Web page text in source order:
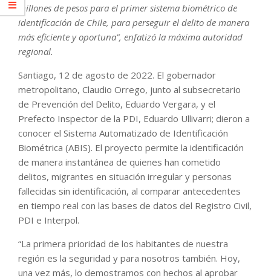
millones de pesos para el primer sistema biométrico de
identificación de Chile, para perseguir el delito de manera
más eficiente y oportuna”, enfatizó la máxima autoridad
regional.
Santiago, 12 de agosto de 2022. El gobernador
metropolitano, Claudio Orrego, junto al subsecretario
de Prevención del Delito, Eduardo Vergara, y el
Prefecto Inspector de la PDI, Eduardo Ullivarri; dieron a
conocer el Sistema Automatizado de Identificación
Biométrica (ABIS). El proyecto permite la identificación
de manera instantánea de quienes han cometido
delitos, migrantes en situación irregular y personas
fallecidas sin identificación, al comparar antecedentes
en tiempo real con las bases de datos del Registro Civil,
PDI e Interpol.
“La primera prioridad de los habitantes de nuestra
región es la seguridad y para nosotros también. Hoy,
una vez más, lo demostramos con hechos al aprobar